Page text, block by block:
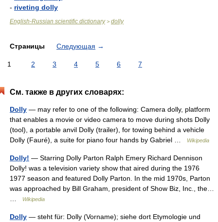
- riveting dolly
English-Russian scientific dictionary> dolly
Страницы Следующая →
1 2 3 4 5 6 7
См. также в других словарях:
Dolly — may refer to one of the following: Camera dolly, platform
that enables a movie or video camera to move during shots Dolly
(tool), a portable anvil Dolly (trailer), for towing behind a vehicle
Dolly (Fauré), a suite for piano four hands by Gabriel …
Wikipedia
Dolly! — Starring Dolly Parton Ralph Emery Richard Dennison
Dolly! was a television variety show that aired during the 1976
1977 season and featured Dolly Parton. In the mid 1970s, Parton
was approached by Bill Graham, president of Show Biz, Inc., the…
Wikipedia
Dolly — steht für: Dolly (Vorname); siehe dort Etymologie und